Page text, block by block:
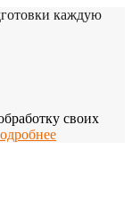
каждую
своих